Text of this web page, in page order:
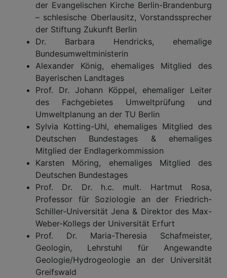
der Evangelischen Kirche Berlin-Brandenburg
– schlesische Oberlausitz, Vorstandssprecher
der Stiftung Zukunft Berlin
Dr. Barbara Hendricks, ehemalige
Bundesumweltministerin
Alexander König, ehemaliges Mitglied des
Bayerischen Landtages
Prof. Dr. Johann Köppel, ehemaliger Leiter
des Fachgebietes Umweltprüfung und
Umweltplanung an der TU Berlin
Sylvia Kotting-Uhl, ehemaliges Mitglied des
Deutschen Bundestages & ehemaliges
Mitglied der Endlagerkommission
Karsten Möring, ehemaliges Mitglied des
Deutschen Bundestages
Prof. Dr. Dr. h.c. mult. Hartmut Rosa,
Professor für Soziologie an der Friedrich-
Schiller-Universität Jena & Direktor des Max-
Weber-Kollegs der Universität Erfurt
Prof. Dr. Maria-Theresia Schafmeister,
Geologin, Lehrstuhl für Angewandte
Geologie/Hydrogeologie an der Universität
Greifswald